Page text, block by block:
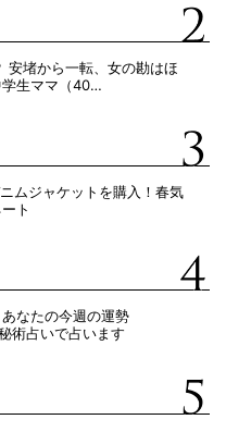
安堵から一転、女の勘はほ
学生ママ（40…
ムジャケットを購入！春気
ト
なたの今週の運勢
術占いで占います